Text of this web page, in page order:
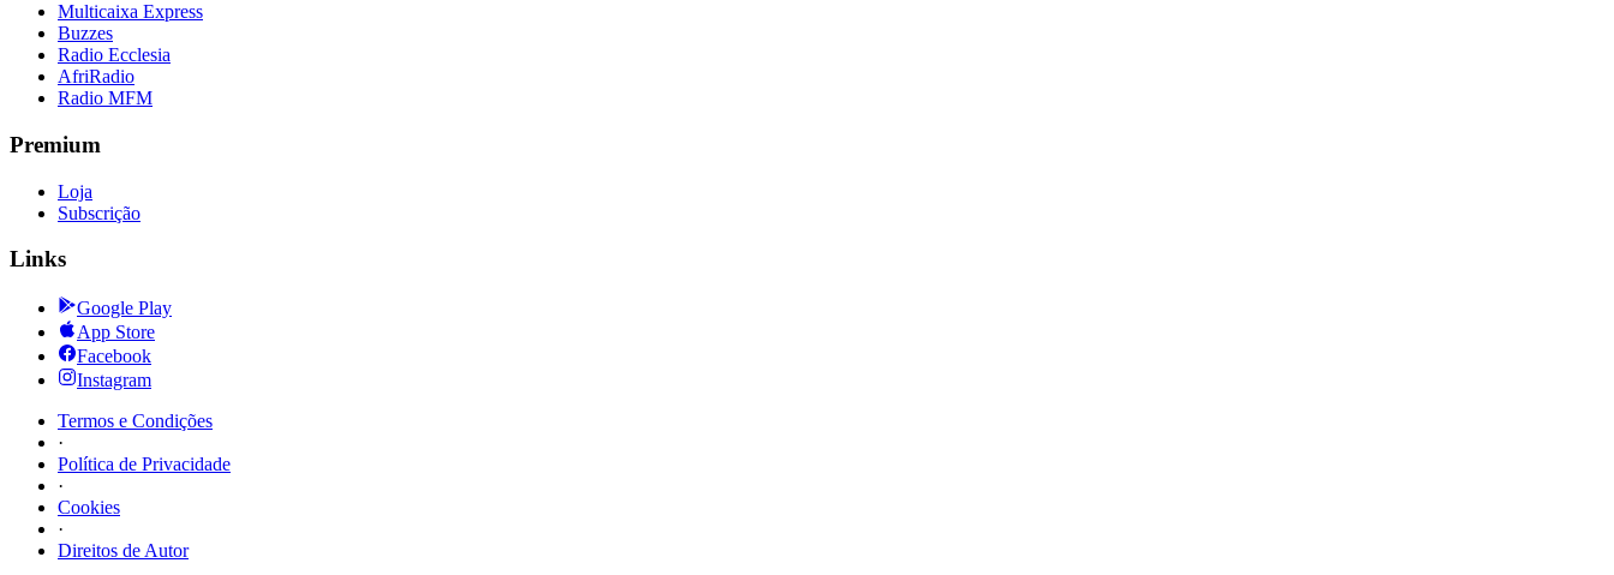
Multicaixa Express
Buzzes
Radio Ecclesia
AfriRadio
Radio MFM
Premium
Loja
Subscrição
Links
Google Play
App Store
Facebook
Instagram
Termos e Condições
·
Política de Privacidade
·
Cookies
·
Direitos de Autor